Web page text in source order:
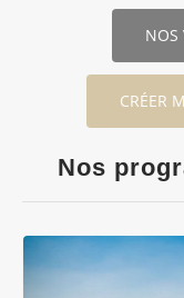
NOS
CRÉER
Nos